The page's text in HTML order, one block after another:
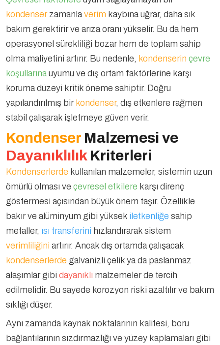
kondenserzamanlaverim kaybına uğrar, daha sık
bakım gerektirir ve arıza oranı yükselir. Bu da hem
operasyonel sürekliliği bozar hem de toplam sahip
olma maliyetini artırır. Bu nedenle, kondenserin çevre
koşullarınauyumu ve dış ortam faktörlerine karşı
koruma düzeyi kritik öneme sahiptir. Doğru
yapılandırılmış bir kondenser, dış etkenlere rağmen
stabil çalışarak işletmeye güven verir.
Kondenser Malzemesi ve
DayanıklılıkKriterleri
Kondenserlerde kullanılan malzemeler, sistemin uzun
ömürlü olması ve çevresel etkilere karşı direnç
göstermesi açısından büyük önem taşır. Özellikle
bakır ve alüminyum gibi yüksek iletkenliğe sahip
metaller, ısı transferini hızlandırarak sistem
verimliliğini artırır. Ancak dış ortamda çalışacak
kondenserlerde galvanizli çelik ya da paslanmaz
alaşımlar gibi dayanıklı malzemeler de tercih
edilmelidir. Bu sayede korozyon riski azaltılır ve bakım
sıklığı düşer.
Aynı zamanda kaynak noktalarının kalitesi, boru
bağlantılarının sızdırmazlığı ve yüzey kaplamaları gibi